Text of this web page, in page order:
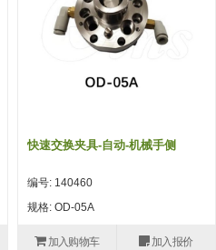
快速交换夹具-自动-机械手侧
编号: 140460
规格: OD-05A
加入购物车 加入报价